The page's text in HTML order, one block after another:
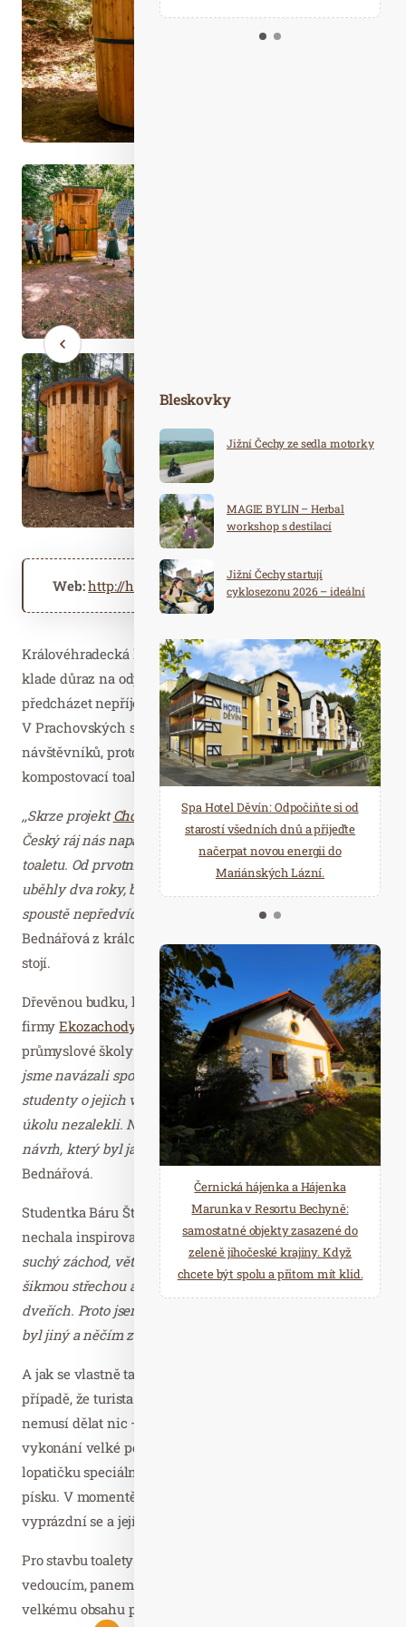
Kalendář událostí
Odebírejte náš newsletter
Web:http://hkregion.cz
Královéhradecká krajská centrála cestovního ruchu
klade důraz na odpovědné cestování a snaží se
předcházet nepříjemnostem způsobeným overtourismem.
V Prachovských skalách, které jsou zejména v létě plné
návštěvníků, proto slavnostně otevřela první
kompostovací toaletu.
,,Skrze projektChodím beze stopdestinační společnosti
Český ráj nás napadlo umístit do přírody kompostovací
toaletu. Od prvotní myšlenky po instalaci záchodku
uběhly dva roky, během kterých jsme museli čelit
spoustě nepředvídatelným problémům,“ vysvětluje Petra
Bednářová z královéhradecké centrály, která za nápadem
stojí.
Dřevěnou budku, která zakrývá kompostovací zařízení
firmyEkozachody.cz
, navrhli i vyrobili studenti Střední
průmyslové školy stavební v Hradci Králové.„Moc rádi
jsme navázali spolupráci se stavební školou a požádali
studenty o jejich vlastní návrhy dřevěné budky. Ti se
úkolu nezalekli. Nám se nakonec líbil ten nejnápaditější
návrh, který byl jako jediný kulatý,“ dodává Petra
Bednářová.
Studentka Báru Štumpovou, jejíž návrh vyhrál, se
nechala inspirovat tvarem šnečí ulity.„Když někdo řekne
suchý záchod, většina lidí si představí domeček se
šikmou střechou a vyříznutým otvorem ve tvaru srdce na
dveřích. Proto jsem zvolila kruhový tvar, aby můj návrh
byl jiný a něčím zajímavý,“
A jak se vlastně taková kompostovací toaleta používá? V
případě, že turista záchod využívá pro malou potřebu,
nemusí dělat nic – toaleta je zcela bezúdržbová. Po
vykonání velké potřeby je však nutné použít jednu
lopatičku speciálního zásypového materiálu z pilin a
písku. V momentě, až bude vybírací nádoba naplněná,
vyprázdní se a její obsah se dále využije.
Pro stavbu toalety zvolili studenti v čele se svým
vedoucím, panem Ing. Václavem Břeněm, modřín kvůli
velkému obsahu pryskyřice.
Bleskovky
Jižní Čechy ze sedla motorky
MAGIE BYLIN – Herbal
workshop s destilací
Jižní Čechy startují
cyklosezonu 2026 – ideální
Spa Hotel Děvín: Odpočiňte si od
starostí všedních dnů a přijeďte
načerpat novou energii do
Mariánských Lázní.
Saunový ráj Holice: Odpočinek a
relaxace v oáze klidu a pohody.
Několik druhů saun a různé
možnosti ochlazení.
Černická hájenka a Hájenka
Marunka v Resortu Bechyně:
samostatné objekty zasazené do
zeleně jihočeské krajiny. Když
chcete být spolu a přitom mít klid.